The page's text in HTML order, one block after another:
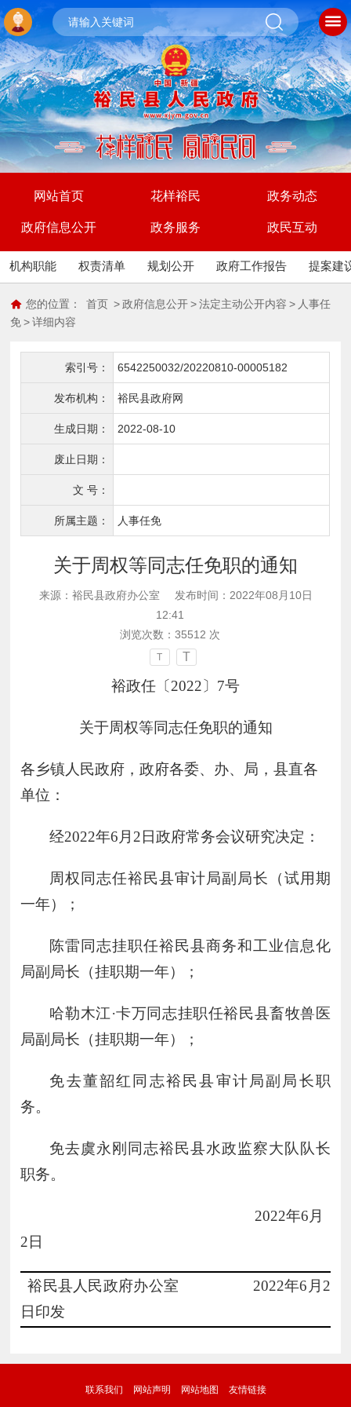
网站首页 花样裕民 政务动态
政府信息公开 政务服务 政民互动
机构职能 权责清单 规划公开 政府工作报告 提案建
您的位置： 首页 > 政府信息公开 > 法定主动公开内容 > 人事任
免 > 详细内容
索引号： 6542250032/20220810-00005182
发布机构： 裕民县政府网
生成日期： 2022-08-10
废止日期：
文 号：
所属主题： 人事任免
关于周权等同志任免职的通知
来源：裕民县政府办公室
发布时间：2022年08月10日
12:41
浏览次数： 35512 次
T T
裕政任〔2022〕 7号
关于周权等同志任免职的通知
各乡镇人民政府，政府各委、办、局，县直各
单位：
经2022年6 月 2日政府常务会议研究决定：
周权同志任裕民县审计局副局长（试用期
一年）；
陈雷同志挂职任裕民县商务和工业信息化
局副局长（挂职期一年）；
哈勒木江·卡万同志挂职任裕民县畜牧兽医
局副局长（挂职期一年）；
免去董韶红同志裕民县审计局副局长职
务。
免去虞永刚同志裕民县水政监察大队队长
职务。
2022年6 月
2日
裕民县人民政府办公室 2022年6 月 2
日印发
联系我们 网站声明 网站地图 友情链接